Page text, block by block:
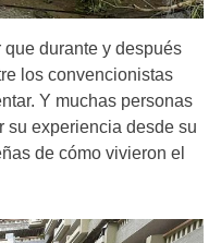
durante y después
los convencionistas
Y muchas personas
su experiencia desde su
de cómo vivieron el